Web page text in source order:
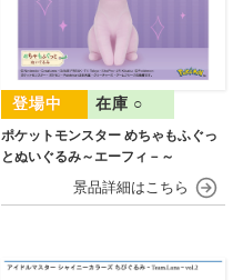
ポケットモンスター めちゃもふぐっ
とぬいぐるみ～エーフィ－～
在庫 ○